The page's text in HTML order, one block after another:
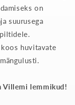
on
suurusega
koos huvitavate
Villemi lemmikud!